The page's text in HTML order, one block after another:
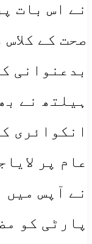
نے اس بات
صحت کے
بدعنوانی
ہیلتھ نے
انکوائری
عام پر
نے آپس
پارٹی کو